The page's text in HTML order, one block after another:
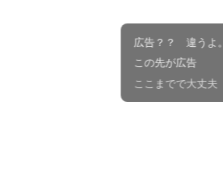
広告？？ 違うよ。
この先が広告
ここまでで大丈夫